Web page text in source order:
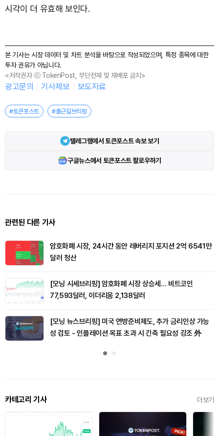
시각이 더 유효해 보인다.
본 기사는 시장 데이터 및 차트 분석을 바탕으로 작성되었으며, 특정 종목에 대한
투자 권유가 아닙니다.
<저작권자 ⓒ TokenPost, 무단전재 및 재배포 금지>
광고문의 기사제보 보도자료
#토큰포스트 #출근길브리핑
텔레그램에서 토큰포스트 속보 보기
구글뉴스에서 토큰포스트 팔로우하기
관련된 다른 기사
암호화폐 시장, 24시간 동안 레버리지 포지션 2억 6541만
달러 청산
[모닝 시세브리핑] 암호화폐 시장 상승세… 비트코인
77,593달러, 이더리움 2,138달러
[모닝 뉴스브리핑] 미국 연방준비제도, 추가 금리인상 가능
성 검토 - 인플레이션 목표 초과 시 긴축 필요성 강조 外
카테고리 기사 더보기